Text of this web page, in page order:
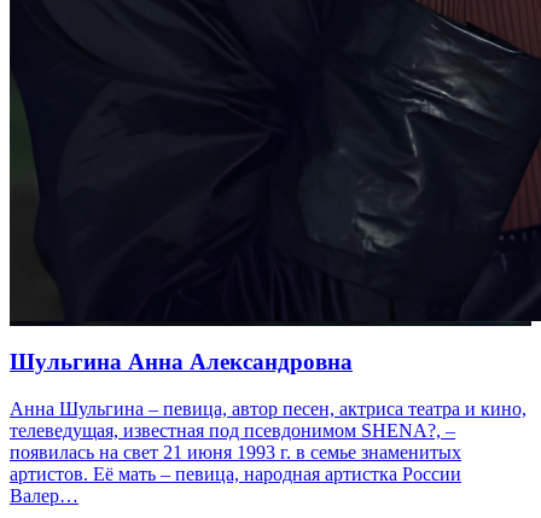
Шульгина Анна Александровна
Анна Шульгина – певица, автор песен, актриса театра и кино,
телеведущая, известная под псевдонимом SHENA?, –
появилась на свет 21 июня 1993 г. в семье знаменитых
артистов. Её мать – певица, народная артистка России
Валер…